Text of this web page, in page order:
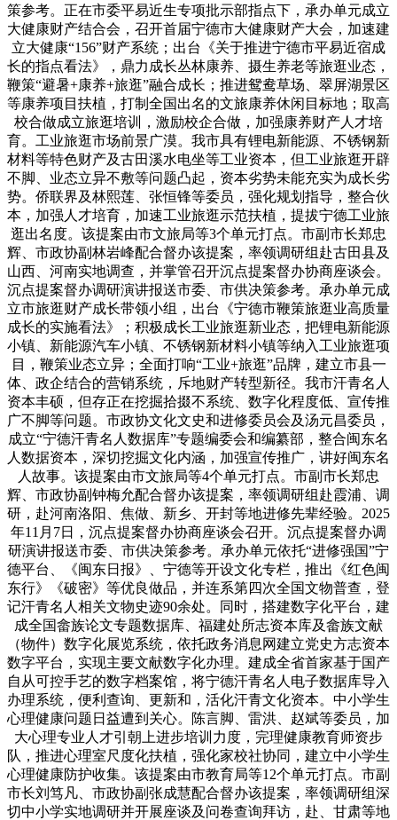
策参考。正在市委平易近生专项批示部指点下，承办单元成立
大健康财产结合会，召开首届宁德市大健康财产大会，加速建
立大健康“156”财产系统；出台《关于推进宁德市平易近宿成
长的指点看法》，鼎力成长丛林康养、摄生养老等旅逛业态，
鞭策“避暑+康养+旅逛”融合成长；推进鸳鸯草场、翠屏湖景区
等康养项目扶植，打制全国出名的文旅康养休闲目标地；取高
校合做成立旅逛培训，激励校企合做，加强康养财产人才培
育。工业旅逛市场前景广漠。我市具有锂电新能源、不锈钢新
材料等特色财产及古田溪水电坐等工业资本，但工业旅逛开辟
不脚、业态立异不敷等问题凸起，资本劣势未能充实为成长劣
势。侨联界及林熙莲、张恒锋等委员，强化规划指导，整合伙
本，加强人才培育，加速工业旅逛示范扶植，提拔宁德工业旅
逛出名度。该提案由市文旅局等3个单元打点。市副市长郑忠
辉、市政协副林岩峰配合督办该提案，率领调研组赴古田县及
山西、河南实地调查，并掌管召开沉点提案督办协商座谈会。
沉点提案督办调研演讲报送市委、市供决策参考。承办单元成
立市旅逛财产成长带领小组，出台《宁德市鞭策旅逛业高质量
成长的实施看法》；积极成长工业旅逛新业态，把锂电新能源
小镇、新能源汽车小镇、不锈钢新材料小镇等纳入工业旅逛项
目，鞭策业态立异；全面打响“工业+旅逛”品牌，建立市县一
体、政企结合的营销系统，斥地财产转型新径。我市汗青名人
资本丰硕，但存正在挖掘拾掇不系统、数字化程度低、宣传推
广不脚等问题。市政协文化文史和进修委员会及汤元昌委员，
成立“宁德汗青名人数据库”专题编委会和编纂部，整合闽东名
人数据资本，深切挖掘文化内涵，加强宣传推广，讲好闽东名
人故事。该提案由市文旅局等4个单元打点。市副市长郑忠
辉、市政协副钟梅允配合督办该提案，率领调研组赴霞浦、调
研，赴河南洛阳、焦做、新乡、开封等地进修先辈经验。2025
年11月7日，沉点提案督办协商座谈会召开。沉点提案督办调
研演讲报送市委、市供决策参考。承办单元依托“进修强国”宁
德平台、《闽东日报》、宁德等开设文化专栏，推出《红色闽
东行》《破密》等优良做品，并连系第四次全国文物普查，登
记汗青名人相关文物史迹90余处。同时，搭建数字化平台，建
成全国畲族论文专题数据库、福建处所志资本库及畲族文献
（物件）数字化展览系统，依托政务消息网建立党史方志资本
数字平台，实现主要文献数字化办理。建成全省首家基于国产
自从可控手艺的数字档案馆，将宁德汗青名人电子数据库导入
办理系统，便利查询、更新和，活化汗青文化资本。中小学生
心理健康问题日益遭到关心。陈言脚、雷洪、赵斌等委员，加
大心理专业人才引朝上进步培训力度，完理健康教育师资步
队，推进心理室尺度化扶植，强化家校社协同，建立中小学生
心理健康防护收集。该提案由市教育局等12个单元打点。市副
市长刘笃凡、市政协副张成慧配合督办该提案，率领调研组深
切中小学实地调研并开展座谈及问卷查询拜访，赴、甘肃等地